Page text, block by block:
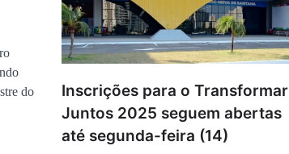
do
Inscrições para o Transformar
Juntos 2025 seguem abertas
até segunda-feira (14)